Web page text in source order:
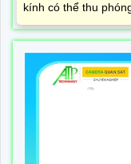
kính có thể thu